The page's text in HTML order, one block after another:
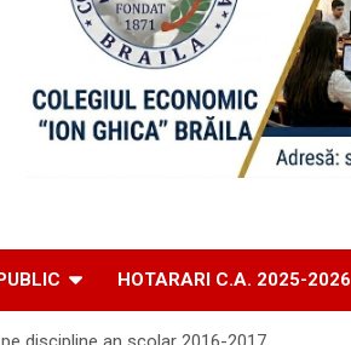
HOTARARI C.A. 2025-2026